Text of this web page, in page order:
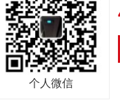
个人微信